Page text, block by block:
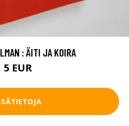
: ÄITI JA KOIRA
5 EUR